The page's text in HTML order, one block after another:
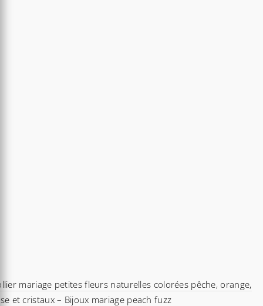
mariage petites fleurs naturelles colorées pêche, orange,
et cristaux – Bijoux mariage peach fuzz